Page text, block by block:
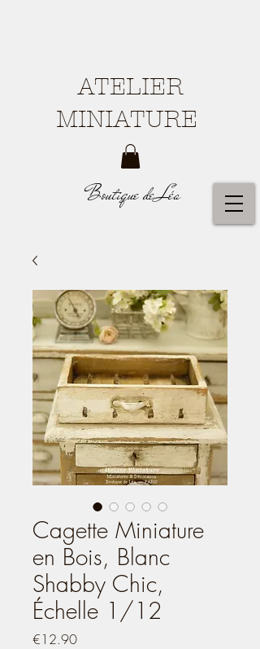
Boutique de Léa
ATELIER
MINIATURE
Cagette Miniature
en Bois, Blanc
Shabby Chic,
Échelle 1/12
€12.90Price